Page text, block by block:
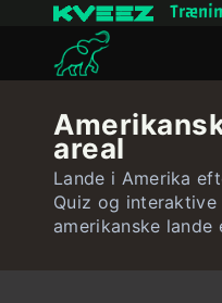
Quizzer
Bruger
Kontakt
areal
Lande i Amerika
Quiz og
amerikanske lande